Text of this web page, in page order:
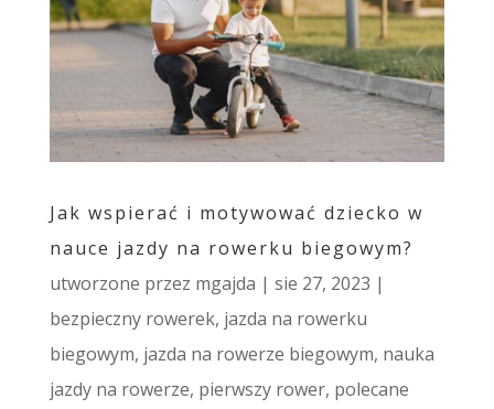
Jak wspierać i motywować dziecko w
nauce jazdy na rowerku biegowym?
utworzone przez mgajda | sie 27, 2023 |
bezpieczny rowerek, jazda na rowerku
biegowym, jazda na rowerze biegowym, nauka
jazdy na rowerze, pierwszy rower, polecane